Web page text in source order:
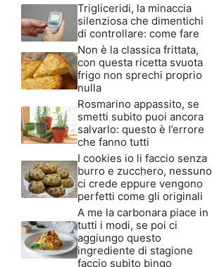
Trigliceridi, la minaccia
silenziosa che dimentichi
di controllare: come fare
Non è la classica frittata,
con questa ricetta svuota
frigo non sprechi proprio
nulla
Rosmarino appassito, se
smetti subito puoi ancora
salvarlo: questo è l’errore
che fanno tutti
I cookies io li faccio senza
burro e zucchero, nessuno
ci crede eppure vengono
perfetti come gli originali
A me la carbonara piace in
tutti i modi, se poi ci
aggiungo questo
ingrediente di stagione
faccio subito bingo